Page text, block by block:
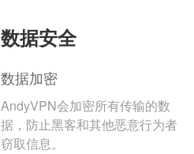
数据安全
数据加密
AndyVPN会加密所有传输的数
据，防止黑客和其他恶意行为者
窃取信息。